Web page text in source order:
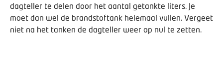
dagteller te delen door het aantal getankte liters. Je
moet dan wel de brandstoftank helemaal vullen. Vergeet
niet na het tanken de dagteller weer op nul te zetten.